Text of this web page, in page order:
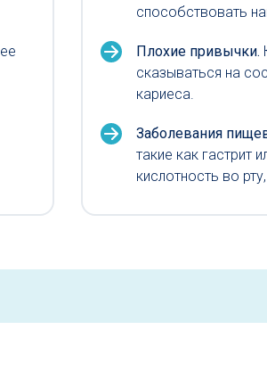
способствовать
Плохие привычки.
сказываться на
кариеса.
Заболевания
такие как гастрит
кислотность во